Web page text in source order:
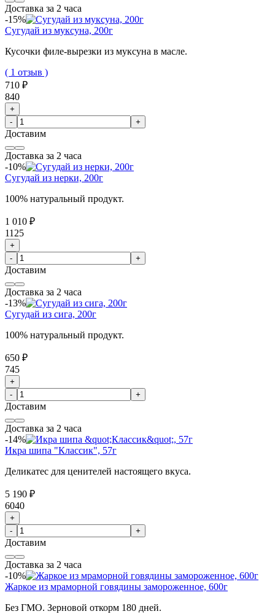
Доставка за 2 часа
-15%
Сугудай из муксуна, 200г
Кусочки филе-вырезки из муксуна в масле.
( 1 отзыв )
710 ₽
840
+
-
+
Доставим
Доставка за 2 часа
-10%
Сугудай из нерки, 200г
100% натуральный продукт.
1 010 ₽
1125
+
-
+
Доставим
Доставка за 2 часа
-13%
Сугудай из сига, 200г
100% натуральный продукт.
650 ₽
745
+
-
+
Доставим
Доставка за 2 часа
-14%
Икра шипа "Классик", 57г
Деликатес для ценителей настоящего вкуса.
5 190 ₽
6040
+
-
+
Доставим
Доставка за 2 часа
-10%
Жаркое из мраморной говядины замороженное, 600г
Без ГМО. Зерновой откорм 180 дней.